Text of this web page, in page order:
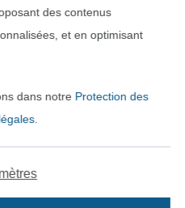
légales
données
des contenus
et en optimisant
dans notre Protection des
.